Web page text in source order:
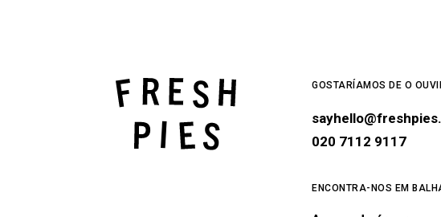
GOSTARÍAMOS DE O
020 7112 9117
ENCONTRA-NOS EM